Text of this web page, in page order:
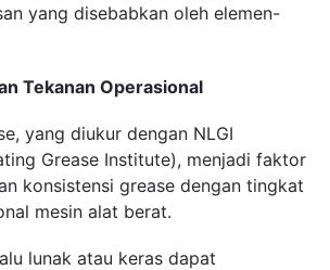
yang disebabkan oleh elemen-
Tekanan Operasional
yang diukur dengan NLGI
Grease Institute), menjadi faktor
konsistensi grease dengan tingkat
mesin alat berat.
lunak atau keras dapat